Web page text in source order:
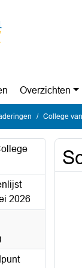
Overzichten
College
2026